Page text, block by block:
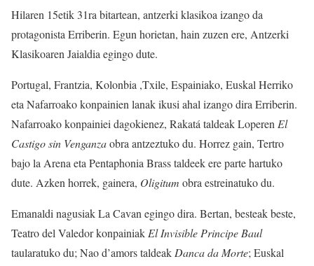
Hilaren 15etik 31ra bitartean, antzerki klasikoa izango da
protagonista Erriberin. Egun horietan, hain zuzen ere, Antzerki
Klasikoaren Jaialdia egingo dute.
Portugal, Frantzia, Kolonbia ,Txile, Espainiako, Euskal Herriko
eta Nafarroako konpainien lanak ikusi ahal izango dira Erriberin.
Nafarroako konpainiei dagokienez, Rakatá taldeak Loperen El
Castigo sin Venganzaobra antzeztuko du. Horrez gain, Tertro
bajo la Arena eta Pentaphonia Brass taldeek ere parte hartuko
dute. Azken horrek, gainera, Oligitum obra estreinatuko du.
Emanaldi nagusiak La Cavan egingo dira. Bertan, besteak beste,
Teatro del Valedor konpainiak El Invisible Principe Baul
taularatuko du; Nao d’amors taldeak Danca da Morte; Euskal